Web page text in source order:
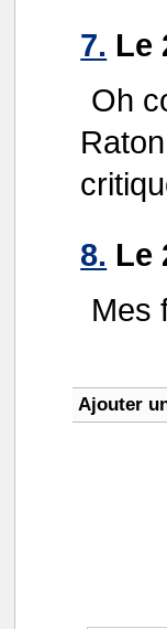
7. Le
Oh
8. Le
Mes
Ajouter